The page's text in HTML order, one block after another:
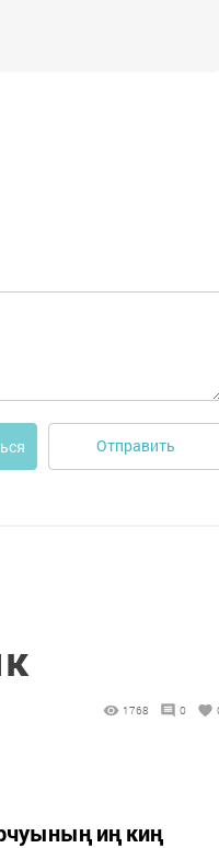
Отправить
1768 0
иң киң